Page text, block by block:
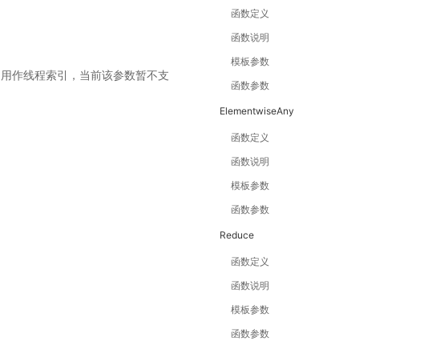
函数定义
函数说明
模板参数
函数参数
ElementwiseAny
函数定义
函数说明
模板参数
函数参数
Reduce
函数定义
函数说明
模板参数
函数参数
作线程索引，当前该参数暂不支